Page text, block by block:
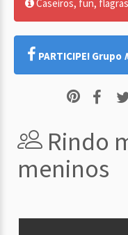
Caseiros, fun,
PARTICIPE! Grupo
Rindo
meninos